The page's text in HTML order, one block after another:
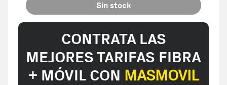
Sin stock
CONTRATA LAS
MEJORES TARIFAS FIBRA
+ MÓVIL CON MASMOVIL